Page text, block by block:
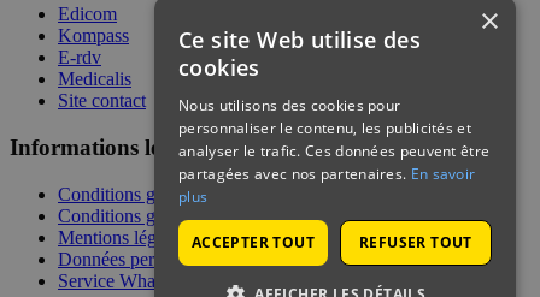
Edicom
Kompass
E-rdv
Medicalis
Site contact
Informations légales
Conditions générales de services
Conditions générales de vente
Mentions légales
Données personnelles
Service WhatsApp
×
Ce site Web utilise des
cookies
Nous utilisons des cookies pour
personnaliser le contenu, les publicités et
analyser le trafic. Ces données peuvent être
partagées avec nos partenaires. En savoir
plus
ACCEPTER TOUT REFUSER TOUT